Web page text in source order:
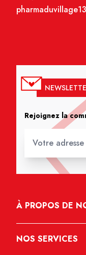
Rejoignez la
À PROPOS DE
NOS SERVICES